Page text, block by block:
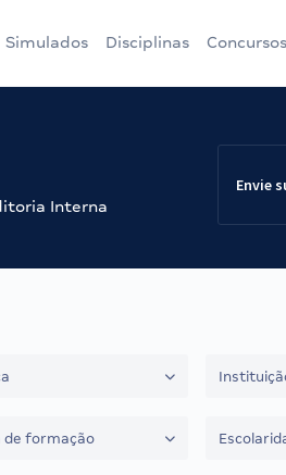
Simulados Disciplinas Concursos
Interna
Envie
de formação